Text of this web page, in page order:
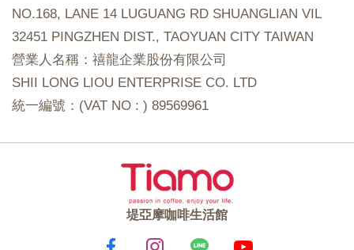
NO.168, LANE 14 LUGUANG RD SHUANGLIAN VIL
32451 PINGZHEN DIST., TAOYUAN CITY TAIWAN
營業人名稱：禧龍企業股份有限公司
SHII LONG LIOU ENTERPRISE CO. LTD
統一編號：(VAT NO : ) 89569961
堤亞摩咖啡生活館